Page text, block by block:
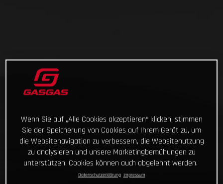
Wenn Sie auf „Alle Cookies akzeptieren“ klicken, stimmen
Sie der Speicherung von Cookies auf Ihrem Gerät zu, um
die Websitenavigation zu verbessern, die Websitenutzung
zu analysieren und unsere Marketingbemühungen zu
unterstützen. Cookies können auch abgelehnt werden.
Datenschutzerklärung Impressum